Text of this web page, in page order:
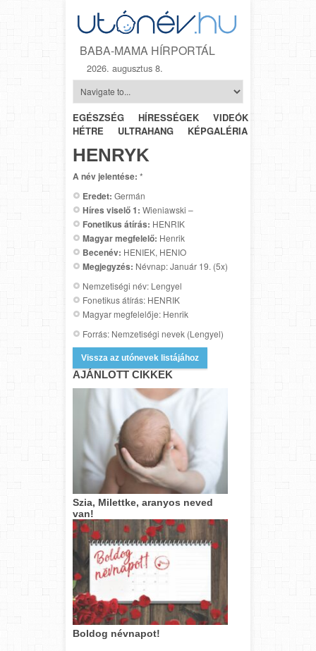
BABA-MAMA HÍRPORTÁL
2026. augusztus 8.
EGÉSZSÉG HÍRESSÉGEK VIDEÓK
HÉTRŐL-
HÉTRE
ULTRAHANG KÉPGALÉRIA
HENRYK
A név jelentése: *
Eredet: Germán
Híres viselő 1: Wieniawski –
Fonetikus átírás: HENRIK
Magyar megfelelő: Henrik
Becenév: HENIEK, HENIO
Megjegyzés: Névnap: Január 19. (5x)
Nemzetiségi név: Lengyel
Fonetikus átírás: HENRIK
Magyar megfelelője: Henrik
Forrás: Nemzetiségi nevek (Lengyel)
Vissza az utónevek listájához
AJÁNLOTT CIKKEK
Szia, Milettke, aranyos neved
van!
Boldog névnapot!